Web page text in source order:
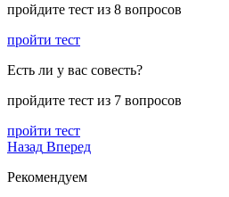
пройдите тест из 8 вопросов
пройти тест
Есть ли у вас совесть?
пройдите тест из 7 вопросов
пройти тест
Назад Вперед
Рекомендуем